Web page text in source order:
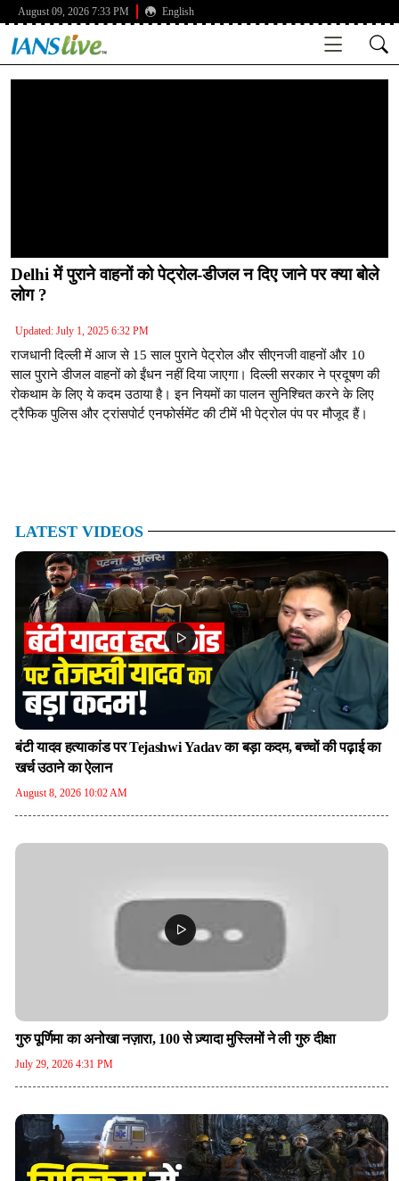
August 09, 2026 7:33 PM English
Delhi में पुराने वाहनों को पेट्रोल-डीजल न दिए जाने पर क्या बोले
लोग ?
Updated: July 1, 2025 6:32 PM
राजधानी दिल्ली में आज से 15 साल पुराने पेट्रोल और सीएनजी वाहनों और 10
साल पुराने डीजल वाहनों को ईंधन नहीं दिया जाएगा। दिल्ली सरकार ने प्रदूषण की
रोकथाम के लिए ये कदम उठाया है। इन नियमों का पालन सुनिश्चित करने के लिए
ट्रैफिक पुलिस और ट्रांसपोर्ट एनफोर्समेंट की टीमें भी पेट्रोल पंप पर मौजूद हैं।
LATEST VIDEOS
बंटी यादव हत्याकांड पर Tejashwi Yadav का बड़ा कदम, बच्चों की पढ़ाई का
खर्च उठाने का ऐलान
August 8, 2026 10:02 AM
गुरु पूर्णिमा का अनोखा नज़ारा, 100 से ज़्यादा मुस्लिमों ने ली गुरु दीक्षा
July 29, 2026 4:31 PM